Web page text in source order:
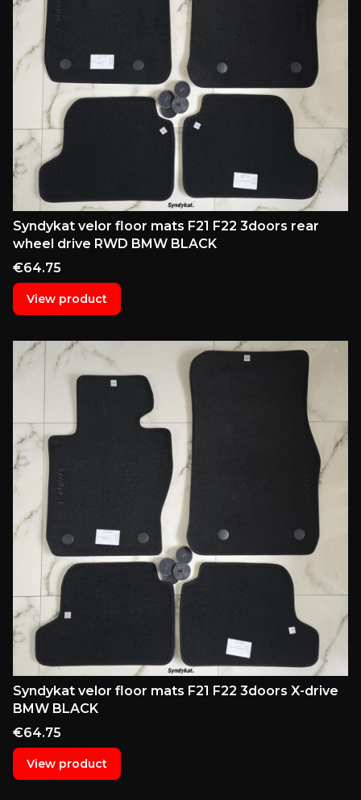
Syndykat velor floor mats F21 F22 3doors rear
wheel drive RWD BMW BLACK
Price
€64.75
View product
Syndykat velor floor mats F21 F22 3doors X-drive
BMW BLACK
Price
€64.75
View product